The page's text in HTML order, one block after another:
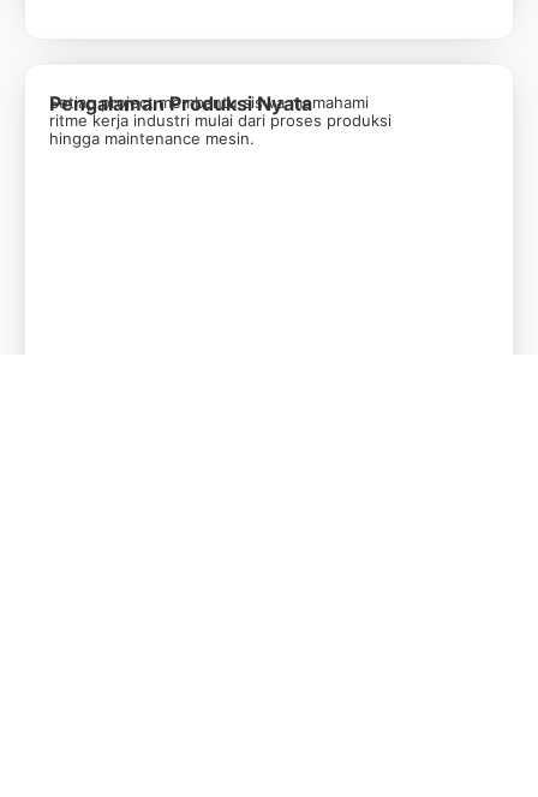
Pengalaman Produksi Nyata
Setiap project membantu siswa memahami
ritme kerja industri mulai dari proses produksi
hingga maintenance mesin.